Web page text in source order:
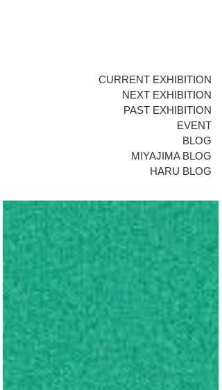
CURRENT EXHIBITION
NEXT EXHIBITION
PAST EXHIBITION
EVENT
BLOG
MIYAJIMA BLOG
HARU BLOG